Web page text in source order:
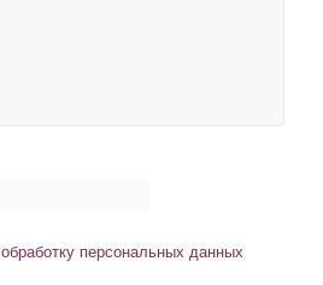
обработку персональных данных